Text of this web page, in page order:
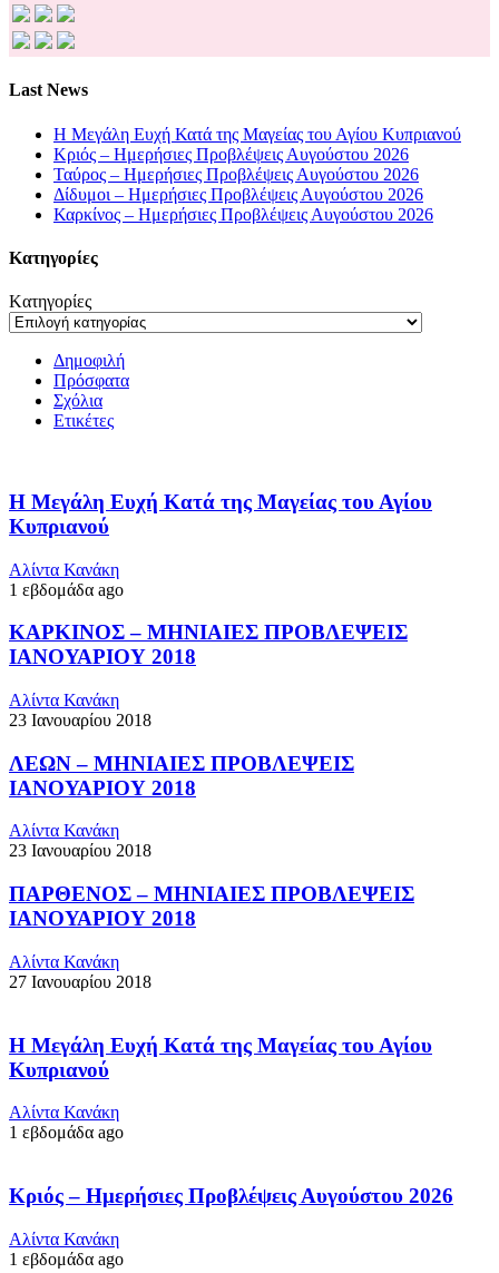
Last News
Η Μεγάλη Ευχή Κατά της Μαγείας του Αγίου Κυπριανού
Κριός – Ημερήσιες Προβλέψεις Αυγούστου 2026
Ταύρος – Ημερήσιες Προβλέψεις Αυγούστου 2026
Δίδυμοι – Ημερήσιες Προβλέψεις Αυγούστου 2026
Καρκίνος – Ημερήσιες Προβλέψεις Αυγούστου 2026
Kατηγορίες
Kατηγορίες
Δημοφιλή
Πρόσφατα
Σχόλια
Ετικέτες
Η Μεγάλη Ευχή Κατά της Μαγείας του Αγίου
Κυπριανού
Αλίντα Κανάκη
1 εβδομάδα ago
ΚΑΡΚΙΝΟΣ – ΜΗΝΙΑΙΕΣ ΠΡΟΒΛΕΨΕΙΣ
ΙΑΝΟΥΑΡΙΟΥ 2018
Αλίντα Κανάκη
23 Ιανουαρίου 2018
ΛΕΩΝ – ΜΗΝΙΑΙΕΣ ΠΡΟΒΛΕΨΕΙΣ
ΙΑΝΟΥΑΡΙΟΥ 2018
Αλίντα Κανάκη
23 Ιανουαρίου 2018
ΠΑΡΘΕΝΟΣ – ΜΗΝΙΑΙΕΣ ΠΡΟΒΛΕΨΕΙΣ
ΙΑΝΟΥΑΡΙΟΥ 2018
Αλίντα Κανάκη
27 Ιανουαρίου 2018
Η Μεγάλη Ευχή Κατά της Μαγείας του Αγίου
Κυπριανού
Αλίντα Κανάκη
1 εβδομάδα ago
Κριός – Ημερήσιες Προβλέψεις Αυγούστου 2026
Αλίντα Κανάκη
1 εβδομάδα ago